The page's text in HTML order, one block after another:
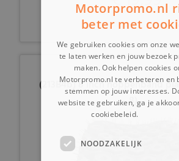
(213B4b) 8 inch noppenband
8)
Motorpromo.nl
beter met
We gebruiken cookies om onze
te laten werken en jouw bezoek
maken. Ook helpen cookies
Motorpromo.nl te verbeteren en
stemmen op jouw interesses.
website te gebruiken, ga je
cookiebeleid.
NOODZAKELIJK